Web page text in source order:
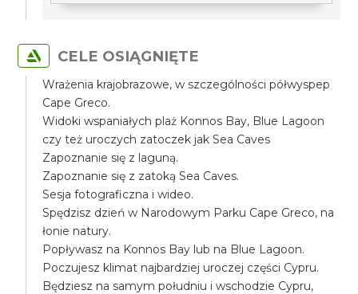
CELE OSIĄGNIĘTE
Wrażenia krajobrazowe, w szczególności półwyspep
Cape Greco.
Widoki wspaniałych plaż Konnos Bay, Blue Lagoon
czy też uroczych zatoczek jak Sea Caves
Zapoznanie się z laguną.
Zapoznanie się z zatoką Sea Caves.
Sesja fotograficzna i wideo.
Spędzisz dzień w Narodowym Parku Cape Greco, na
łonie natury.
Popływasz na Konnos Bay lub na Blue Lagoon.
Poczujesz klimat najbardziej uroczej części Cypru.
Będziesz na samym południu i wschodzie Cypru,